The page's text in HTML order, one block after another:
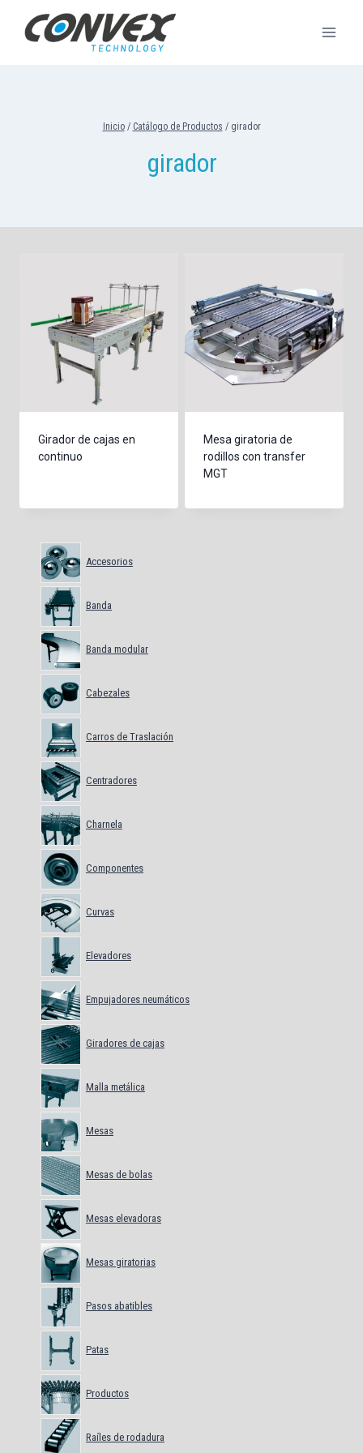
contenido
Inicio / Catálogo de Productos / girador
girador
Girador de cajas en
continuo
Mesa giratoria de
rodillos con transfer
MGT
Accesorios
Banda
Banda modular
Cabezales
Carros de Traslación
Centradores
Charnela
Componentes
Curvas
Elevadores
Empujadores neumáticos
Giradores de cajas
Malla metálica
Mesas
Mesas de bolas
Mesas elevadoras
Mesas giratorias
Pasos abatibles
Patas
Productos
Raíles de rodadura